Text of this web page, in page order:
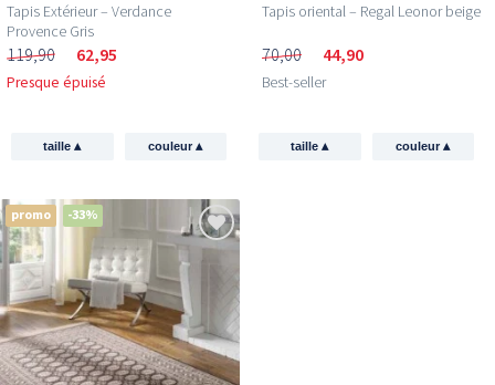
Tapis Extérieur – Verdance
Provence Gris
119,90 62,95
Presque épuisé
taille▴ couleur▴
Tapis oriental – Regal Leonor beige
70,00 44,90
Best-seller
taille▴ couleur▴
promo -33%